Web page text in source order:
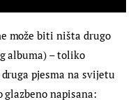
može biti ništa drugo
albuma) – toliko
pjesma na svijetu
glazbeno napisana: